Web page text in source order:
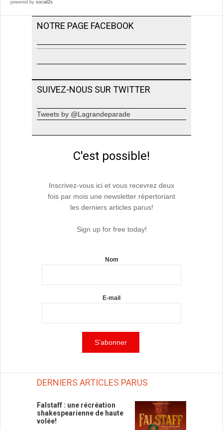
powered by social2s
NOTRE PAGE FACEBOOK
SUIVEZ-NOUS SUR TWITTER
Tweets by @Lagrandeparade
C'est possible!
Inscrivez-vous ici et vous recevrez deux
fois par mois une newsletter répertoriant
les derniers articles parus!
Sign up for free today!
Nom
E-mail
DERNIERS ARTICLES PARUS
Falstaff : une récréation
shakespearienne de haute
volée!